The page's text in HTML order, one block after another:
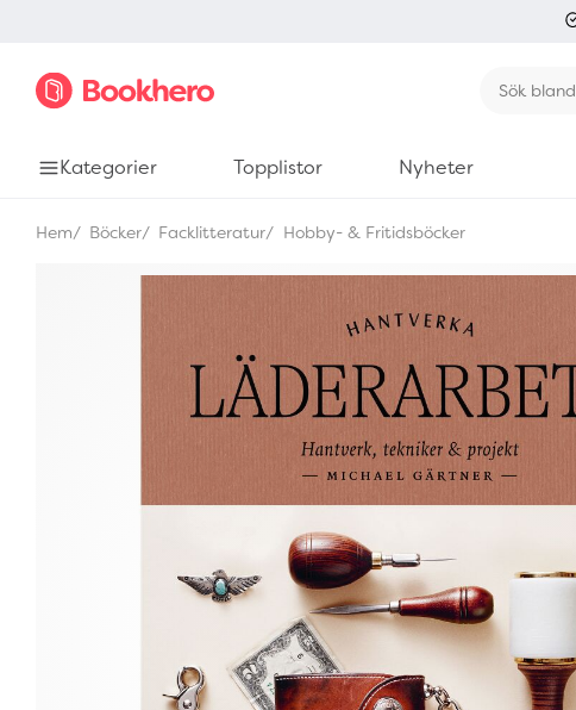
Kategorier Topplistor Nyheter
Hem Böcker Facklitteratur Hobby- & Fritidsböcker